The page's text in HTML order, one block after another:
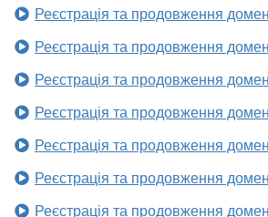
Реєстрація та продовження
Реєстрація та продовження
Реєстрація та продовження
Реєстрація та продовження
Реєстрація та продовження
Реєстрація та продовження
Реєстрація та продовження